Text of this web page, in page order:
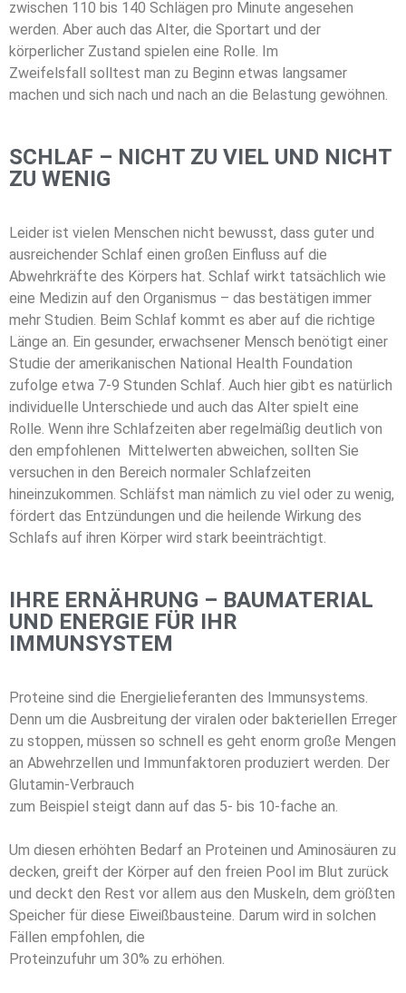
zwischen 110 bis 140 Schlägen pro Minute angesehen
werden. Aber auch das Alter, die Sportart und der
körperlicher Zustand spielen eine Rolle. Im
Zweifelsfall solltest man zu Beginn etwas langsamer
machen und sich nach und nach an die Belastung gewöhnen.
SCHLAF – NICHT ZU VIEL UND NICHT
ZU WENIG
Leider ist vielen Menschen nicht bewusst, dass guter und
ausreichender Schlaf einen großen Einfluss auf die
Abwehrkräfte des Körpers hat. Schlaf wirkt tatsächlich wie
eine Medizin auf den Organismus – das bestätigen immer
mehr Studien. Beim Schlaf kommt es aber auf die richtige
Länge an. Ein gesunder, erwachsener Mensch benötigt einer
Studie der amerikanischen National Health Foundation
zufolge etwa 7-9 Stunden Schlaf. Auch hier gibt es natürlich
individuelle Unterschiede und auch das Alter spielt eine
Rolle. Wenn ihre Schlafzeiten aber regelmäßig deutlich von
den empfohlenen Mittelwerten abweichen, sollten Sie
versuchen in den Bereich normaler Schlafzeiten
hineinzukommen. Schläfst man nämlich zu viel oder zu wenig,
fördert das Entzündungen und die heilende Wirkung des
Schlafs auf ihren Körper wird stark beeinträchtigt.
IHRE ERNÄHRUNG – BAUMATERIAL
UND ENERGIE FÜR IHR
IMMUNSYSTEM
Proteine sind die Energielieferanten des Immunsystems.
Denn um die Ausbreitung der viralen oder bakteriellen Erreger
zu stoppen, müssen so schnell es geht enorm große Mengen
an Abwehrzellen und Immunfaktoren produziert werden. Der
Glutamin-Verbrauch
zum Beispiel steigt dann auf das 5- bis 10-fache an.
Um diesen erhöhten Bedarf an Proteinen und Aminosäuren zu
decken, greift der Körper auf den freien Pool im Blut zurück
und deckt den Rest vor allem aus den Muskeln, dem größten
Speicher für diese Eiweißbausteine. Darum wird in solchen
Fällen empfohlen, die
Proteinzufuhr um 30% zu erhöhen.